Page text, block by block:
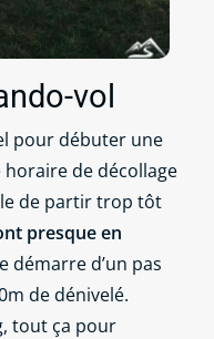
vol
pour débuter une
horaire de décollage
de partir trop tôt
presque en
démarre d’un pas
de dénivelé.
tout ça pour